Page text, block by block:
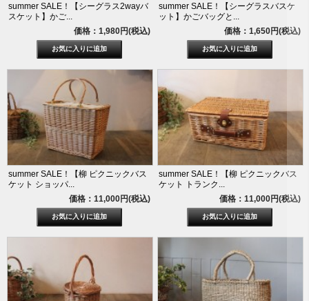
summer SALE！【シーグラス2wayバ
スケット】かご...
価格：1,980円(税込)
summer SALE！【シーグラスバスケ
ット】かごバッグと...
価格：1,650円(税込)
summer SALE！【柳 ピクニックバス
ケット ショッパ...
価格：11,000円(税込)
summer SALE！【柳 ピクニックバス
ケット トランク...
価格：11,000円(税込)